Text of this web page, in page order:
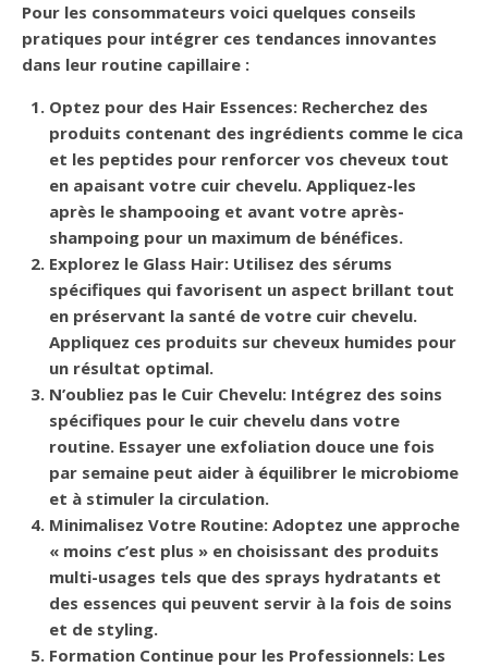
Pour les consommateurs voici quelques conseils
pratiques pour intégrer ces tendances innovantes
dans leur routine capillaire :
Optez pour des Hair Essences: Recherchez des
produits contenant des ingrédients comme le cica
et les peptides pour renforcer vos cheveux tout
en apaisant votre cuir chevelu. Appliquez-les
après le shampooing et avant votre après-
shampoing pour un maximum de bénéfices.
Explorez le Glass Hair: Utilisez des sérums
spécifiques qui favorisent un aspect brillant tout
en préservant la santé de votre cuir chevelu.
Appliquez ces produits sur cheveux humides pour
un résultat optimal.
N’oubliez pas le Cuir Chevelu: Intégrez des soins
spécifiques pour le cuir chevelu dans votre
routine. Essayer une exfoliation douce une fois
par semaine peut aider à équilibrer le microbiome
et à stimuler la circulation.
Minimalisez Votre Routine: Adoptez une approche
« moins c’est plus » en choisissant des produits
multi-usages tels que des sprays hydratants et
des essences qui peuvent servir à la fois de soins
et de styling.
Formation Continue pour les Professionnels: Les